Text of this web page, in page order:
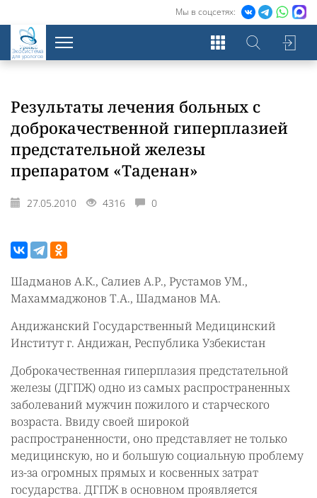
Мы в соцсетях:
Экосистема
для урологов
Результаты лечения больных с
доброкачественной гиперплазией
предстательной железы
препаратом «Таденан»
27.05.2010 4316 0
Шадманов А.К., Салиев А.Р., Рустамов УМ.,
Махаммаджонов Т.А., Шадманов МА.
Андижанский Государственный Медицинский
Институт г. Андижан, Республика Узбекистан
Доброкачественная гиперплазия предстательной
железы (ДГПЖ) одно из самых распространенных
заболеваний мужчин пожилого и старческого
возраста. Ввиду своей широкой
распространенности, оно представляет не только
медицинскую, но и большую социальную проблему
из-за огромных прямых и косвенных затрат
государства. ДГПЖ в основном проявляется